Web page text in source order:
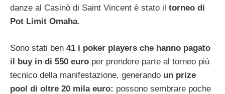
danze al Casinò di Saint Vincent è stato il torneo di
Pot Limit Omaha.
Sono stati ben 41 i poker players che hanno pagato
il buy in di 550 euro per prendere parte al torneo più
tecnico della manifestazione, generando un prize
pool di oltre 20 mila euro: possono sembrare poche